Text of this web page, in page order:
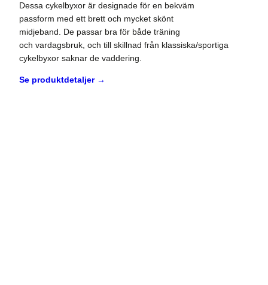
Dessa cykelbyxor är designade för en bekväm
passform med ett brett och mycket skönt
midjeband. De passar bra för både träning
och vardagsbruk, och till skillnad från klassiska/sportiga
cykelbyxor saknar de vaddering.
Se produktdetaljer →